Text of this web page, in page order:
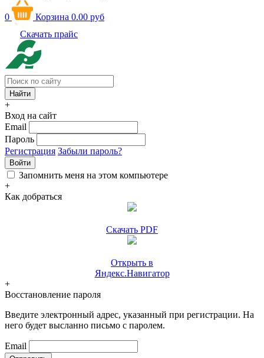
0 Корзина 0.00 руб
Скачать прайс
+
Вход на сайт
Email
Пароль
Регистрация Забыли пароль?
Войти
Запомнить меня на этом компьютере
+
Как добраться
Скачать PDF
Открыть в
Яндекс.Навигатор
+
Восстановление пароля
Введите электронный адрес, указанный при регистрации. На
него будет высланно письмо с паролем.
Email